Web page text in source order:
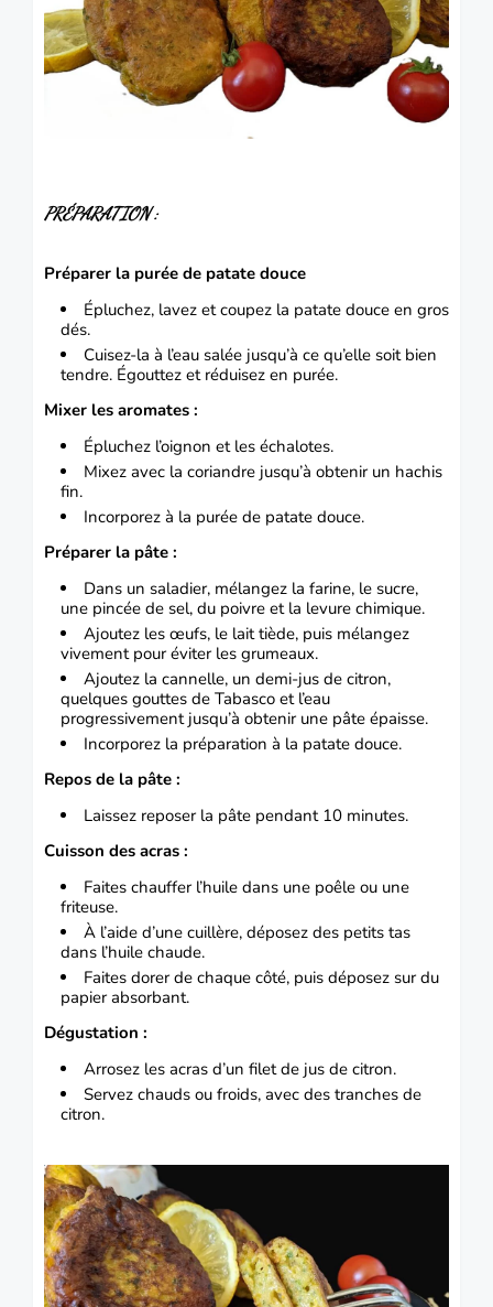
PRÉPARATION:
Préparer la purée de patate douce
Épluchez, lavez et coupez la patate douce en gros
dés.
Cuisez-la à l’eau salée jusqu’à ce qu’elle soit bien
tendre. Égouttez et réduisez en purée.
Mixer les aromates :
Épluchez l’oignon et les échalotes.
Mixez avec la coriandre jusqu’à obtenir un hachis
fin.
Incorporez à la purée de patate douce.
Préparer la pâte :
Dans un saladier, mélangez la farine, le sucre,
une pincée de sel, du poivre et la levure chimique.
Ajoutez les œufs, le lait tiède, puis mélangez
vivement pour éviter les grumeaux.
Ajoutez la cannelle, un demi-jus de citron,
quelques gouttes de Tabasco et l’eau
progressivement jusqu’à obtenir une pâte épaisse.
Incorporez la préparation à la patate douce.
Repos de la pâte :
Laissez reposer la pâte pendant 10 minutes.
Cuisson des acras :
Faites chauffer l’huile dans une poêle ou une
friteuse.
À l’aide d’une cuillère, déposez des petits tas
dans l’huile chaude.
Faites dorer de chaque côté, puis déposez sur du
papier absorbant.
Dégustation :
Arrosez les acras d’un filet de jus de citron.
Servez chauds ou froids, avec des tranches de
citron.